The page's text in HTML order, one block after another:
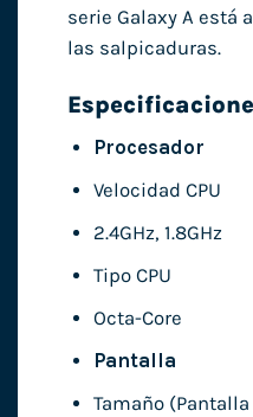
serie Galaxy A está
las salpicaduras.
Procesador
Velocidad CPU
2.4GHz, 1.8GHz
Tipo CPU
Octa-Core
Pantalla
Tamaño